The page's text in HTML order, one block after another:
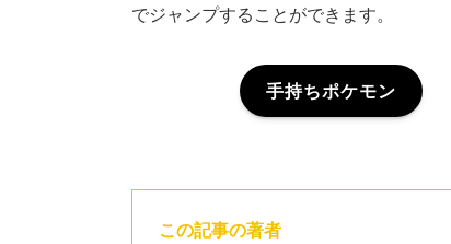
でジャンプすることができます。
手持ちポケモン
この記事の著者